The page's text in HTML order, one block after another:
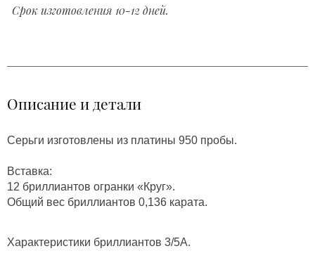
Срок изготовления 10-12 дней.
Описание и детали
Серьги изготовлены из платины 950 пробы.
Вставка:
12 бриллиантов огранки «Круг».
Общий вес бриллиантов 0,136 карата.
Характеристики бриллиантов 3/5А.